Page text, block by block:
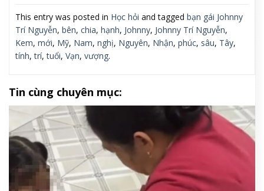
This entry was posted in Học hỏi and tagged bạn gái Johnny
Trí Nguyễn, bên, chia, hạnh, Johnny, Johnny Trí Nguyễn,
Kem, mới, Mỹ, Nam, nghị, Nguyên, Nhận, phúc, sâu, Tây,
tính,trí,tuổi, Vạn, vượng.
Tin cùng chuyên mục: